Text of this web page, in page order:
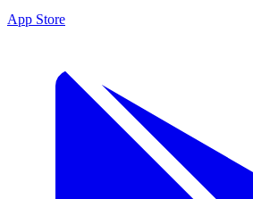
App Store